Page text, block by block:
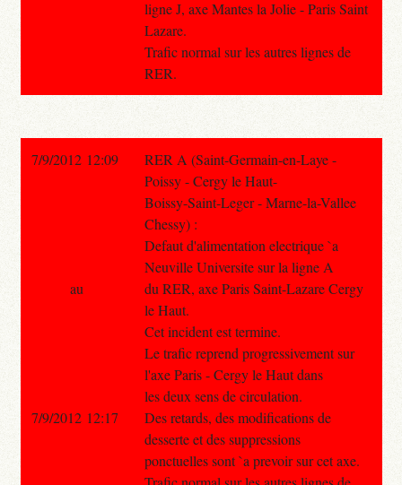
ligne J, axe Mantes la Jolie - Paris Saint
Lazare.
Trafic normal sur les autres lignes de
RER.
7/9/2012 12:09
RER A (Saint-Germain-en-Laye -
Poissy - Cergy le Haut-
Boissy-Saint-Leger - Marne-la-Vallee
Chessy) :
Defaut d'alimentation electrique `a
Neuville Universite sur la ligne A
du RER, axe Paris Saint-Lazare Cergy
le Haut.
Cet incident est termine.
Le trafic reprend progressivement sur
l'axe Paris - Cergy le Haut dans
les deux sens de circulation.
Des retards, des modifications de
desserte et des suppressions
ponctuelles sont `a prevoir sur cet axe.
au
7/9/2012 12:17